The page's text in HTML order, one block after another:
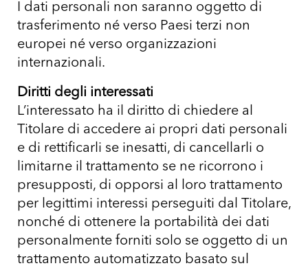
I dati personali non saranno oggetto di
trasferimento né verso Paesi terzi non
europei né verso organizzazioni
internazionali.
Diritti degli interessati
L’interessato ha il diritto di chiedere al
Titolare di accedere ai propri dati personali
e di rettificarli se inesatti, di cancellarli o
limitarne il trattamento se ne ricorrono i
presupposti, di opporsi al loro trattamento
per legittimi interessi perseguiti dal Titolare,
nonché di ottenere la portabilità dei dati
personalmente forniti solo se oggetto di un
trattamento automatizzato basato sul